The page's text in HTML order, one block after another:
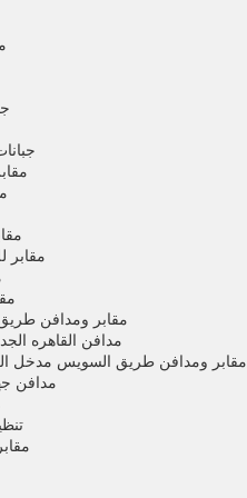
مقابر
مقابر ومدافن طريق
مدافن القاهره
مقابر ومدافن طريق السويس مدخل الرحاب ٢
مدافن جهاز